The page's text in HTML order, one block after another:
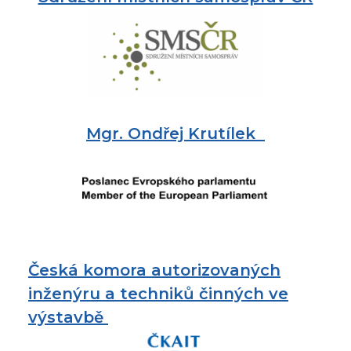
Mgr. Ondřej Krutílek
Česká komora autorizovaných
inženýru a techniků činných ve
výstavbě